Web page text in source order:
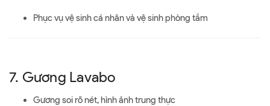
Phục vụ vệ sinh cá nhân và vệ sinh phòng tắm
7. Gương Lavabo
Gương soi rõ nét, hình ảnh trung thực